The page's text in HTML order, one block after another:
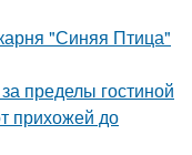
"Синяя Птица"
пределы гостиной
прихожей до